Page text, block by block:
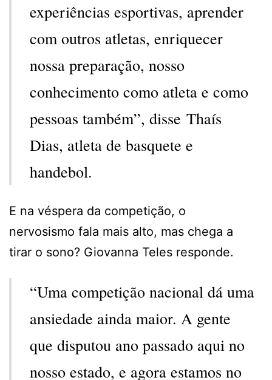
experiências esportivas, aprender
com outros atletas, enriquecer
nossa preparação, nosso
conhecimento como atleta e como
pessoas também”, disse Thaís
Dias, atleta de basquete e
handebol.
E na véspera da competição, o
nervosismo fala mais alto, mas chega a
tirar o sono? Giovanna Teles responde.
“Uma competição nacional dá uma
ansiedade ainda maior. A gente
que disputou ano passado aqui no
nosso estado, e agora estamos no